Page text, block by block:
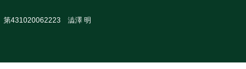
第431020062223 澁澤 明